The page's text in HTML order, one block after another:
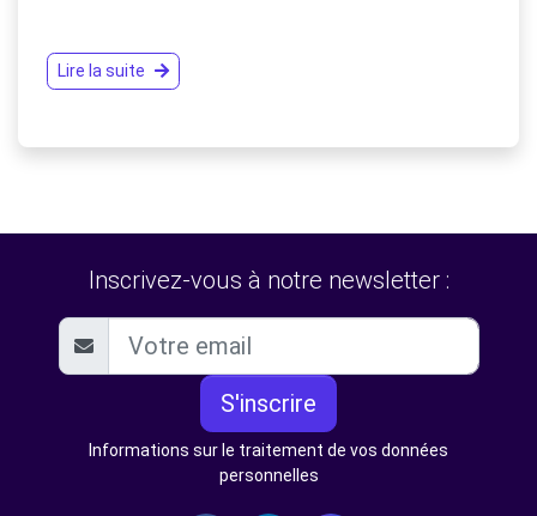
Lire la suite
Inscrivez-vous à notre newsletter :
S'inscrire
Informations sur le traitement de vos données
personnelles